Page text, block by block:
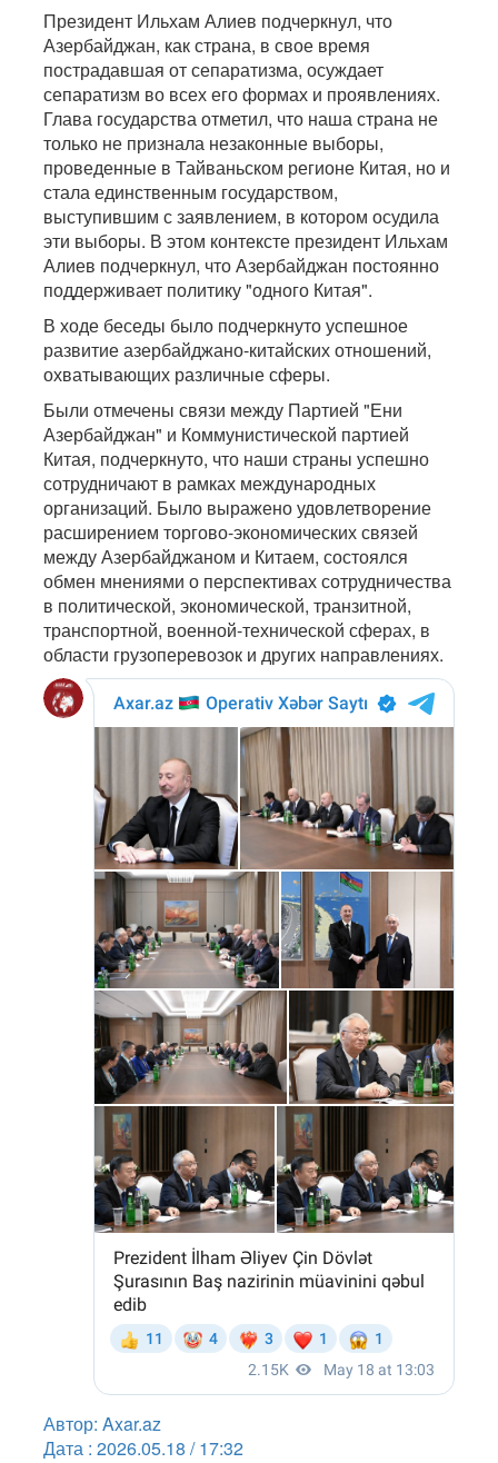
Президент Ильхам Алиев подчеркнул, что
Азербайджан, как страна, в свое время
пострадавшая от сепаратизма, осуждает
сепаратизм во всех его формах и проявлениях.
Глава государства отметил, что наша страна не
только не признала незаконные выборы,
проведенные в Тайваньском регионе Китая, но и
стала единственным государством,
выступившим с заявлением, в котором осудила
эти выборы. В этом контексте президент Ильхам
Алиев подчеркнул, что Азербайджан постоянно
поддерживает политику "одного Китая".
В ходе беседы было подчеркнуто успешное
развитие азербайджано-китайских отношений,
охватывающих различные сферы.
Были отмечены связи между Партией "Ени
Азербайджан" и Коммунистической партией
Китая, подчеркнуто, что наши страны успешно
сотрудничают в рамках международных
организаций. Было выражено удовлетворение
расширением торгово-экономических связей
между Азербайджаном и Китаем, состоялся
обмен мнениями о перспективах сотрудничества
в политической, экономической, транзитной,
транспортной, военной-технической сферах, в
области грузоперевозок и других направлениях.
Автор: Axar.az
Дата : 2026.05.18 / 17:32